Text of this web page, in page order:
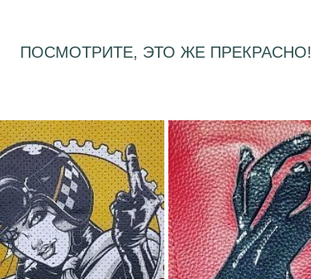
ПОСМОТРИТЕ, ЭТО ЖЕ ПРЕКРАСНО!